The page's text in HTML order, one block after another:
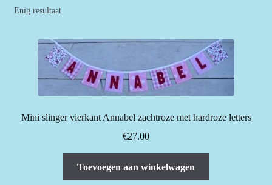
Enig resultaat
Mini slinger vierkant Annabel zachtroze met hardroze letters
€27.00
Toevoegen aan winkelwagen